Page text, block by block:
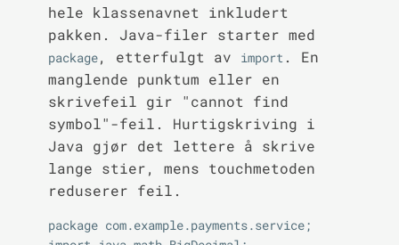
hele klassenavnet inkludert
pakken. Java-filer starter med
package, etterfulgt av import . En
manglende punktum eller en
skrivefeil gir "cannot find
symbol"-feil. Hurtigskriving i
Java gjør det lettere å skrive
lange stier, mens touchmetoden
reduserer feil.
package com.example.payments.service;